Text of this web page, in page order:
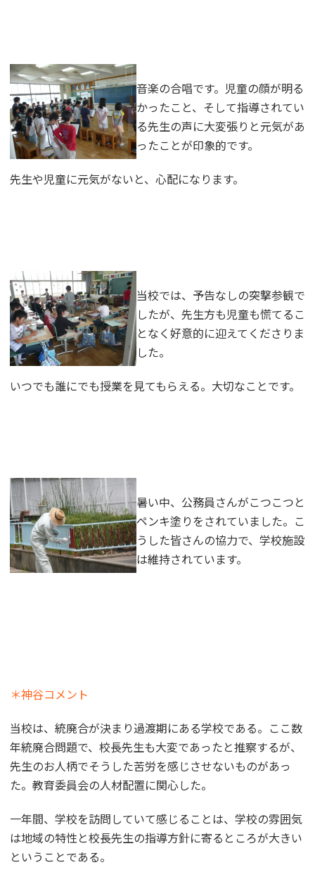
音楽の合唱です。児童の顔が明る
かったこと、そして指導されてい
る先生の声に大変張りと元気があ
ったことが印象的です。
先生や児童に元気がないと、心配になります。
当校では、予告なしの突撃参観で
したが、先生方も児童も慌てるこ
となく好意的に迎えてくださりま
した。
いつでも誰にでも授業を見てもらえる。大切なことです。
暑い中、公務員さんがこつこつと
ペンキ塗りをされていました。こ
うした皆さんの協力で、学校施設
は維持されています。
＊神谷コメント
当校は、統廃合が決まり過渡期にある学校である。ここ数
年統廃合問題で、校長先生も大変であったと推察するが、
先生のお人柄でそうした苦労を感じさせないものがあっ
た。教育委員会の人材配置に関心した。
一年間、学校を訪問していて感じることは、学校の雰囲気
は地域の特性と校長先生の指導方針に寄るところが大きい
ということである。